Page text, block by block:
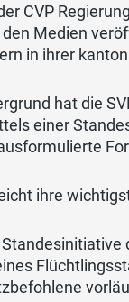
CVP
Medien
in ihrer
hat die
einer
ihre